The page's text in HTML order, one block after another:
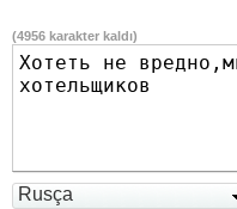
(4956 karakter kaldı)
Rusça